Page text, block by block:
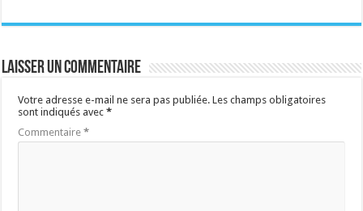
Laisser un commentaire
Votre adresse e-mail ne sera pas publiée. Les champs obligatoires
sont indiqués avec*
Commentaire*